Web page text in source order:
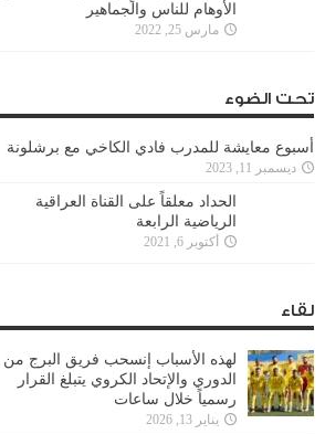
الأوهام للناس والجماهير
مارس 25, 2022
تحت الضوء
أسبوع معايشة للمدرب فادي الكاخي مع برشلونة
ديسمبر 11, 2023
الحداد معلقاً على القناة العراقية
الرياضية الرابعة
أكتوبر 6, 2021
لقاء
لهذه الأسباب إنسحب فريق البرج من
الدوري والإتحاد الكروي يتبلغ القرار
رسمياً خلال ساعات
يناير 13, 2026